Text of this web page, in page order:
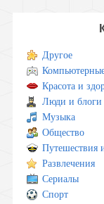
Другое
Красота и
Люди и блоги
Музыка
Общество
Путешествия
Развлечения
Сериалы
Спорт